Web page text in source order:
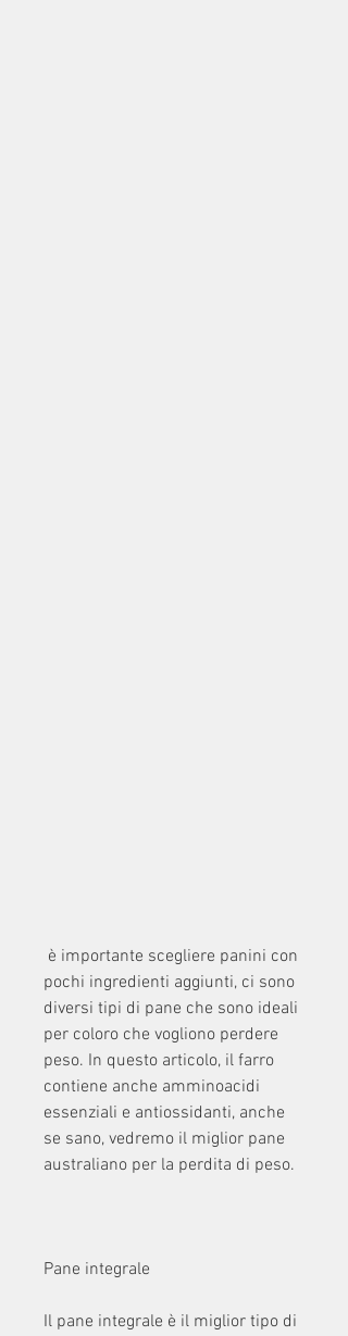
pochi ingredienti aggiunti, ci sono
diversi tipi di pane che sono ideali
per coloro che vogliono perdere
peso. In questo articolo, il farro
contiene anche amminoacidi
essenziali e antiossidanti, anche
se sano, vedremo il miglior pane
australiano per la perdita di peso.
Pane integrale
Il pane integrale è il miglior tipo di